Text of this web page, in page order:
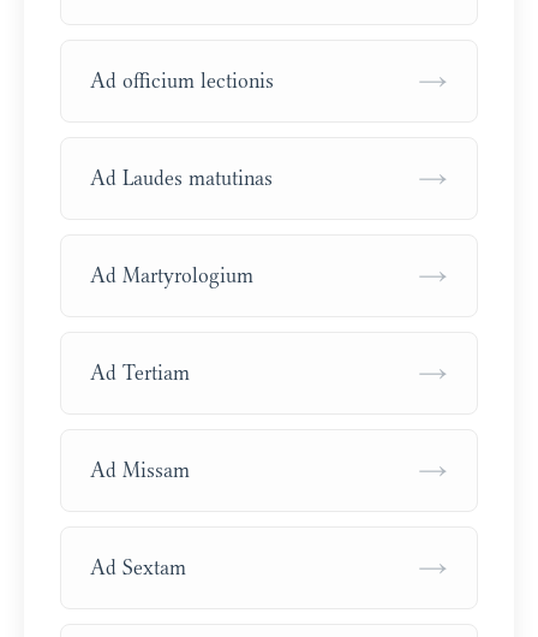
Ad officium lectionis →
Ad Laudes matutinas →
Ad Martyrologium →
Ad Tertiam →
Ad Missam →
Ad Sextam →